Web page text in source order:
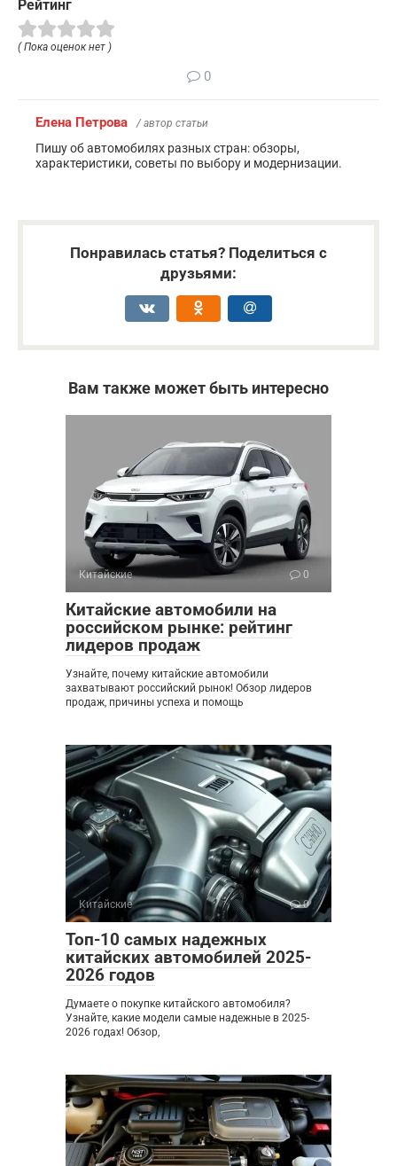
Рейтинг
( Пока оценок нет )
0
Елена Петрова / автор статьи
Пишу об автомобилях разных стран: обзоры,
характеристики, советы по выбору и модернизации.
Понравилась статья? Поделиться с
друзьями:
Вам также может быть интересно
Китайские 0
Китайские автомобили на
российском рынке: рейтинг
лидеров продаж
Узнайте, почему китайские автомобили
захватывают российский рынок! Обзор лидеров
продаж, причины успеха и помощь
Китайские 0
Топ-10 самых надежных
китайских автомобилей 2025-
2026 годов
Думаете о покупке китайского автомобиля?
Узнайте, какие модели самые надежные в 2025-
2026 годах! Обзор,